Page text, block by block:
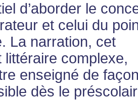
d’aborder le
et celui du
La narration, cet
littéraire complexe,
enseigné de
dès le